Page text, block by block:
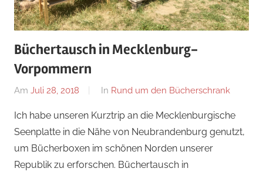
Büchertausch in Mecklenburg-
Vorpommern
Am Juli 28, 2018
Von
In Rund um den Bücherschrank
Ich habe unseren Kurztrip an die Mecklenburgische
Seenplatte in die Nähe von Neubrandenburg genutzt,
um Bücherboxen im schönen Norden unserer
Republik zu erforschen. Büchertausch in